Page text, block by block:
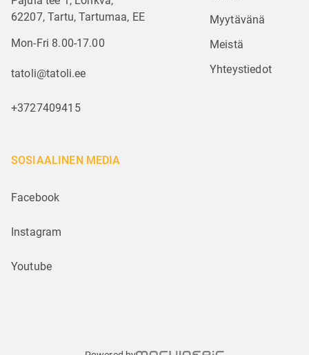
62207, Tartu, Tartumaa, EE
Mon-Fri 8.00-17.00
tatoli@tatoli.ee
+3727409415
Myytävänä
Meistä
Yhteystiedot
SOSIAALINEN MEDIA
Facebook
Instagram
Youtube